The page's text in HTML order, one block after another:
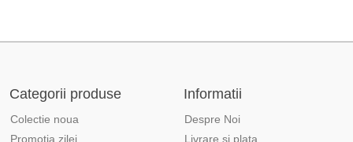
Categorii produse
Colectie noua
Promotia zilei
Informatii
Despre Noi
Livrare si plata